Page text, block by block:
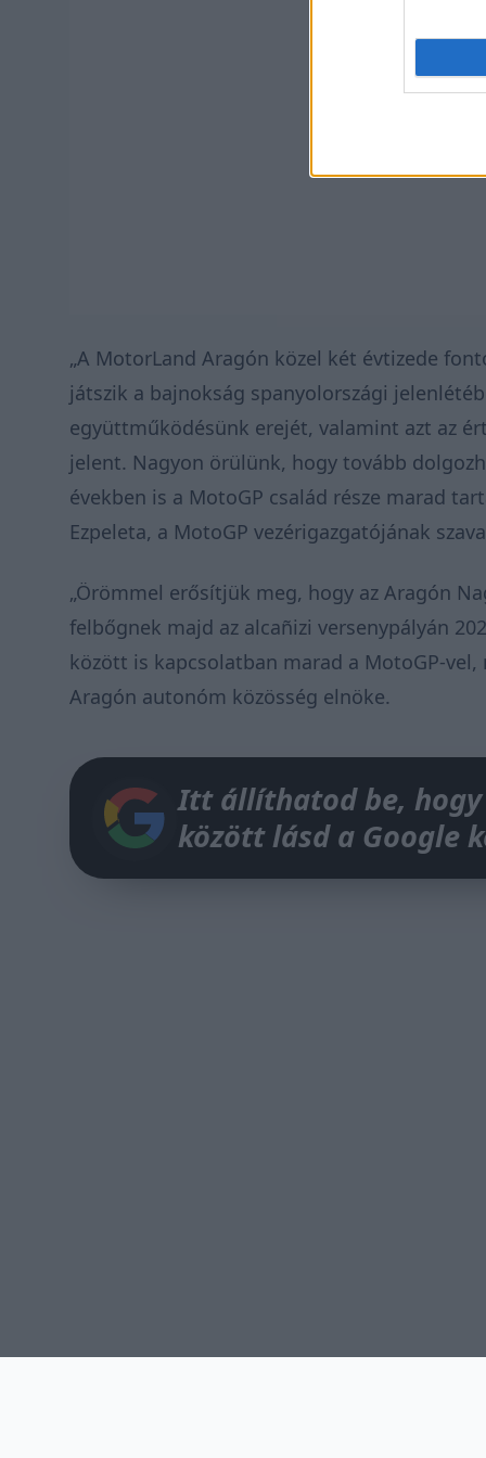
„A MotorLand Aragón közel két évtizede
játszik a bajnokság spanyolországi
együttműködésünk erejét, valamint azt az
jelent. Nagyon örülünk, hogy tovább
években is a MotoGP család része marad
Ezpeleta, a MotoGP vezérigazgatójának
„Örömmel erősítjük meg, hogy az Aragón
felbőgnek majd az alcañizi versenypályán
között is kapcsolatban marad a MotoGP-
Aragón autonóm közösség elnöke.
Itt állíthatod be, hogy
között lásd a Google